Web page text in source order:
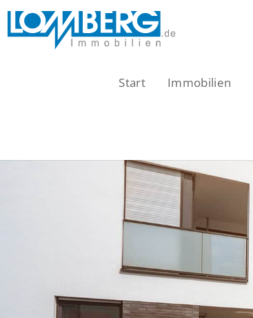
Zum
Inhalt
Start Immobilien